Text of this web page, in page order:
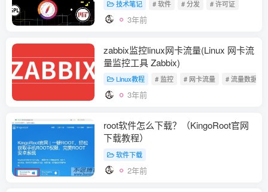
技术笔记 # 软件 # 分发 # 许可证
3年前
zabbix监控linux网卡流量(Linux 网卡流
量监控工具 Zabbix)
Linux教程 # 监控 # 网卡流量 # 流量数据
3年前
root软件怎么下载？（KingoRoot官网
下载教程）
软件下载
2年前